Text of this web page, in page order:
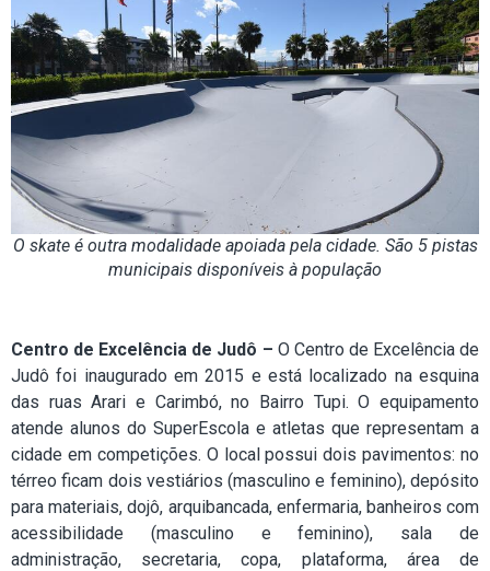
O skate é outra modalidade apoiada pela cidade. São 5 pistas
municipais disponíveis à população
Centro de Excelência de Judô – O Centro de Excelência de
Judô foi inaugurado em 2015 e está localizado na esquina
das ruas Arari e Carimbó, no Bairro Tupi. O equipamento
atende alunos do SuperEscola e atletas que representam a
cidade em competições. O local possui dois pavimentos: no
térreo ficam dois vestiários (masculino e feminino), depósito
para materiais, dojô, arquibancada, enfermaria, banheiros com
acessibilidade (masculino e feminino), sala de
administração, secretaria, copa, plataforma, área de